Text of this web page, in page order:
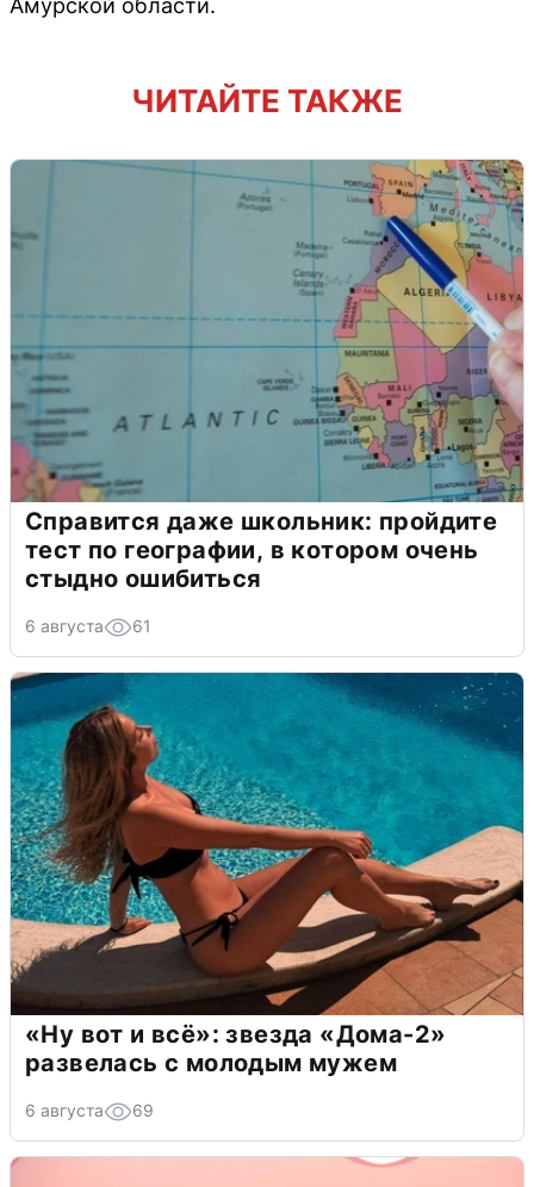
Амурской области.
ЧИТАЙТЕ ТАКЖЕ
Справится даже школьник: пройдите
тест по географии, в котором очень
стыдно ошибиться
6 августа 61
«Ну вот и всё»: звезда «Дома-2»
развелась с молодым мужем
6 августа 69